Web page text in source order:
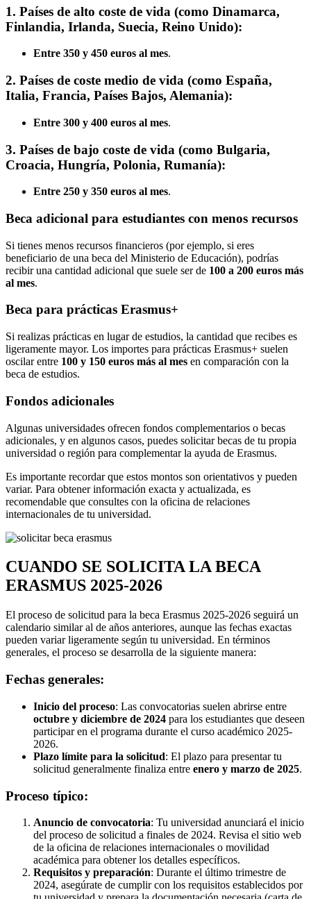
1. Países de alto coste de vida (como Dinamarca,
Finlandia, Irlanda, Suecia, Reino Unido):
Entre 350 y 450 euros al mes.
2. Países de coste medio de vida (como España,
Italia, Francia, Países Bajos, Alemania):
Entre 300 y 400 euros al mes.
3. Países de bajo coste de vida (como Bulgaria,
Croacia, Hungría, Polonia, Rumanía):
Entre 250 y 350 euros al mes.
Beca adicional para estudiantes con menos recursos
Si tienes menos recursos financieros (por ejemplo, si eres
beneficiario de una beca del Ministerio de Educación), podrías
recibir una cantidad adicional que suele ser de 100 a 200 euros más
al mes.
Beca para prácticas Erasmus+
Si realizas prácticas en lugar de estudios, la cantidad que recibes es
ligeramente mayor. Los importes para prácticas Erasmus+ suelen
oscilar entre 100 y 150 euros más al mes en comparación con la
beca de estudios.
Fondos adicionales
Algunas universidades ofrecen fondos complementarios o becas
adicionales, y en algunos casos, puedes solicitar becas de tu propia
universidad o región para complementar la ayuda de Erasmus.
Es importante recordar que estos montos son orientativos y pueden
variar. Para obtener información exacta y actualizada, es
recomendable que consultes con la oficina de relaciones
internacionales de tu universidad.
CUANDO SE SOLICITA LA BECA
ERASMUS 2025-2026
El proceso de solicitud para la beca Erasmus 2025-2026 seguirá un
calendario similar al de años anteriores, aunque las fechas exactas
pueden variar ligeramente según tu universidad. En términos
generales, el proceso se desarrolla de la siguiente manera:
Fechas generales:
Inicio del proceso: Las convocatorias suelen abrirse entre
octubre y diciembre de 2024 para los estudiantes que deseen
participar en el programa durante el curso académico 2025-
2026.
Plazo límite para la solicitud: El plazo para presentar tu
solicitud generalmente finaliza entre enero y marzo de 2025.
Proceso típico:
Anuncio de convocatoria: Tu universidad anunciará el inicio
del proceso de solicitud a finales de 2024. Revisa el sitio web
de la oficina de relaciones internacionales o movilidad
académica para obtener los detalles específicos.
Requisitos y preparación: Durante el último trimestre de
2024, asegúrate de cumplir con los requisitos establecidos por